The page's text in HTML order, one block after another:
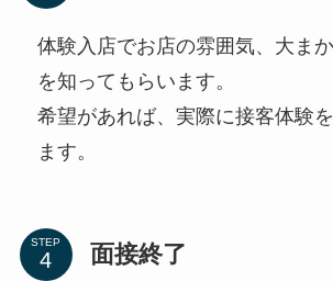
体験入店でお店の雰囲気、大ま
を知ってもらいます。
希望があれば、実際に接客体験
ます。
STEP 面接終了